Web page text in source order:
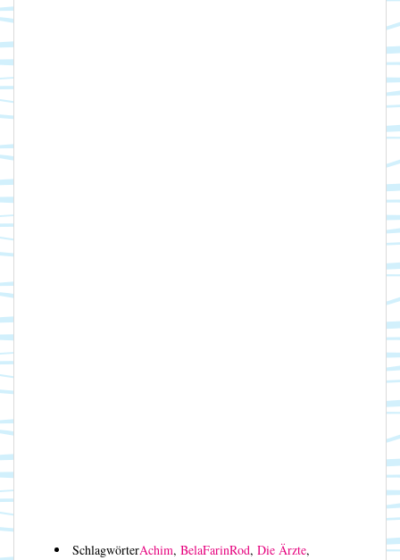
SchlagwörterAchim, BelaFarinRod, Die Ärzte,